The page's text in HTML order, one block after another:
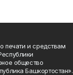
печати и средствам
общество
Башкортостан».